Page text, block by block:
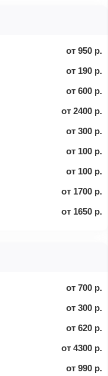
от 950 р.
от 190 р.
от 600 р.
от 2400 р.
от 300 р.
от 100 р.
от 100 р.
от 1700 р.
от 1650 р.
от 700 р.
от 300 р.
от 620 р.
от 4300 р.
от 990 р.